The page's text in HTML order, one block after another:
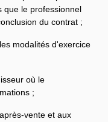
que le professionnel
du contrat ;
modalités d'exercice
où le
;
vente et aux